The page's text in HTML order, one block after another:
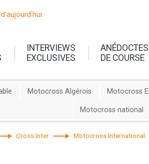
INTERVIEWS
EXCLUSIVES
ANÉDOCTES
DE COURSE
Motocross Algérois Motocross
Motocross national
Cross Inter Motocross International